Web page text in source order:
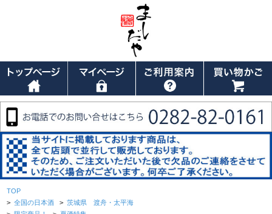
TOP
> 全国の日本酒 > 茨城県 渡舟・太平海